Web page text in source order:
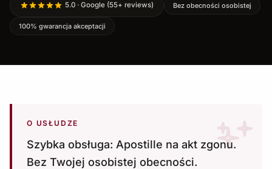
5.0 · Google (55+ reviews) Bez obecności osobistej
100% gwarancja akceptacji
O USŁUDZE
Szybka obsługa: Apostille na akt zgonu.
Bez Twojej osobistej obecności.